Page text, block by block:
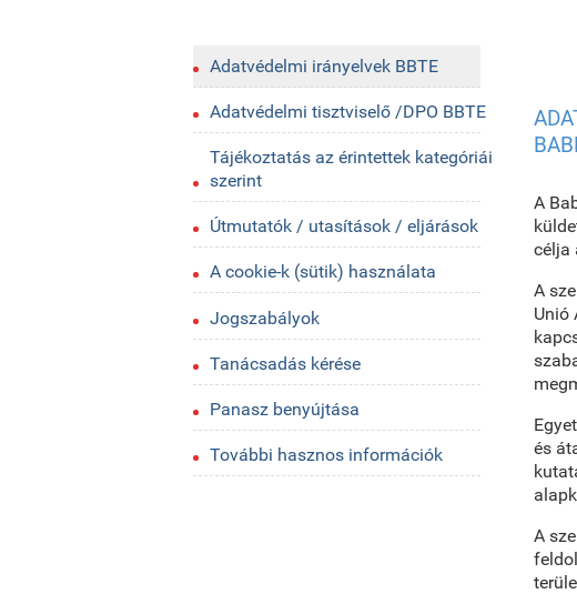
Adatvédelmi irányelvek BBTE
Adatvédelmi tisztviselő /DPO BBTE
Tájékoztatás az érintettek kategóriái
szerint
Útmutatók / utasítások / eljárások
A cookie-k (sütik) használata
Jogszabályok
Tanácsadás kérése
Panasz benyújtása
További hasznos információk
A
célja
A
Unió
és
A